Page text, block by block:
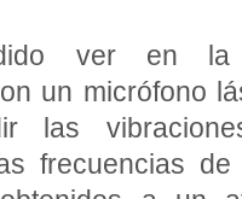
ver en la
un micrófono
las
frecuencias